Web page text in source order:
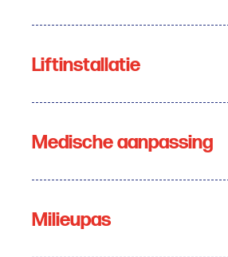
Liftinstallatie
Medische aanpassing
Milieupas